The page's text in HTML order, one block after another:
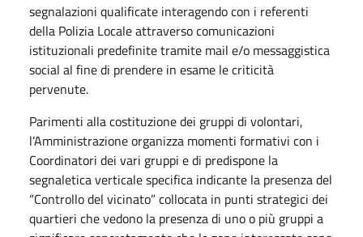
segnalazioni qualificate interagendo con i referenti
della Polizia Locale attraverso comunicazioni
istituzionali predefinite tramite mail e/o messaggistica
social al fine di prendere in esame le criticità
pervenute.
Parimenti alla costituzione dei gruppi di volontari,
l’Amministrazione organizza momenti formativi con i
Coordinatori dei vari gruppi e di predispone la
segnaletica verticale specifica indicante la presenza del
“Controllo del vicinato” collocata in punti strategici dei
quartieri che vedono la presenza di uno o più gruppi a